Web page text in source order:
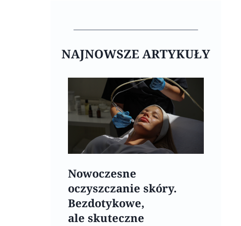
NAJNOWSZE ARTYKUŁY
Nowoczesne
oczyszczanie skóry.
Bezdotykowe,
ale skuteczne